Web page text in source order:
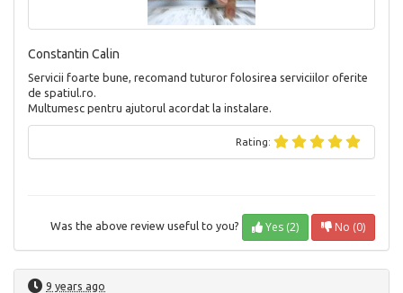
Constantin Calin
Servicii foarte bune, recomand tuturor folosirea serviciilor oferite
de spatiul.ro.
Multumesc pentru ajutorul acordat la instalare.
Rating:
Was the above review useful to you? Yes (2) No (0)
9 years ago